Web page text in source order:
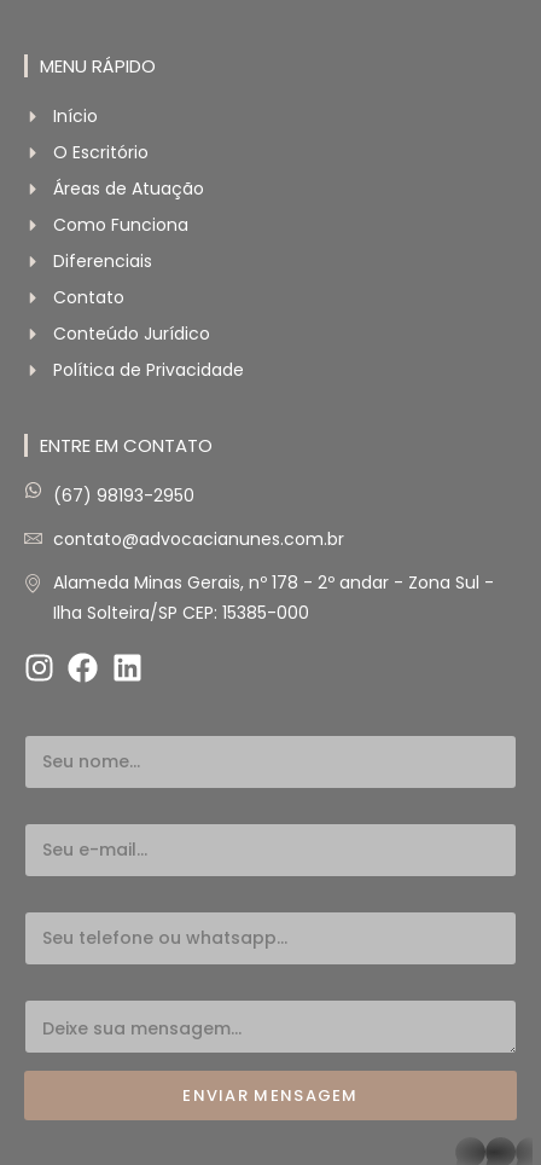
MENU RÁPIDO
Início
O Escritório
Áreas de Atuação
Como Funciona
Diferenciais
Contato
Conteúdo Jurídico
Política de Privacidade
ENTRE EM CONTATO
(67) 98193-2950
contato@advocacianunes.com.br
Alameda Minas Gerais, nº 178 - 2º andar - Zona Sul -
Ilha Solteira/SP CEP: 15385-000
ENVIAR MENSAGEM
whatsapp